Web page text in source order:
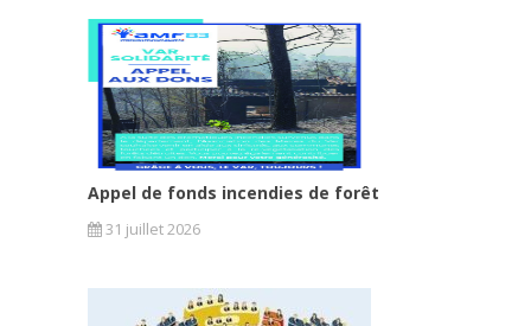
Appel de fonds incendies de forêt
31 juillet 2026